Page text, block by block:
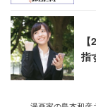
指